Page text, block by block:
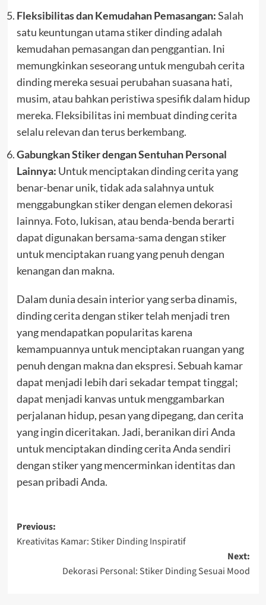
Fleksibilitas dan Kemudahan Pemasangan:Salah
satu keuntungan utama stiker dinding adalah
kemudahan pemasangan dan penggantian. Ini
memungkinkan seseorang untuk mengubah cerita
dinding mereka sesuai perubahan suasana hati,
musim, atau bahkan peristiwa spesifik dalam hidup
mereka. Fleksibilitas ini membuat dinding cerita
selalu relevan dan terus berkembang.
Gabungkan Stiker dengan Sentuhan Personal
Lainnya: Untuk menciptakan dinding cerita yang
benar-benar unik, tidak ada salahnya untuk
menggabungkan stiker dengan elemen dekorasi
lainnya. Foto, lukisan, atau benda-benda berarti
dapat digunakan bersama-sama dengan stiker
untuk menciptakan ruang yang penuh dengan
kenangan dan makna.
Dalam dunia desain interior yang serba dinamis,
dinding cerita dengan stiker telah menjadi tren
yang mendapatkan popularitas karena
kemampuannya untuk menciptakan ruangan yang
penuh dengan makna dan ekspresi. Sebuah kamar
dapat menjadi lebih dari sekadar tempat tinggal;
dapat menjadi kanvas untuk menggambarkan
perjalanan hidup, pesan yang dipegang, dan cerita
yang ingin diceritakan. Jadi, beranikan diri Anda
untuk menciptakan dinding cerita Anda sendiri
dengan stiker yang mencerminkan identitas dan
pesan pribadi Anda.
Post
navigation
Previous:
Kreativitas Kamar: Stiker Dinding Inspiratif
Next:
Dekorasi Personal: Stiker Dinding Sesuai Mood